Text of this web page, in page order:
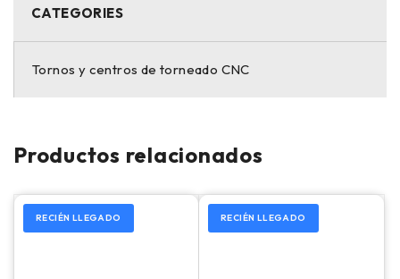
CATEGORIES
Tornos y centros de torneado CNC
Productos relacionados
RECIÉN LLEGADO RECIÉN LLEGADO